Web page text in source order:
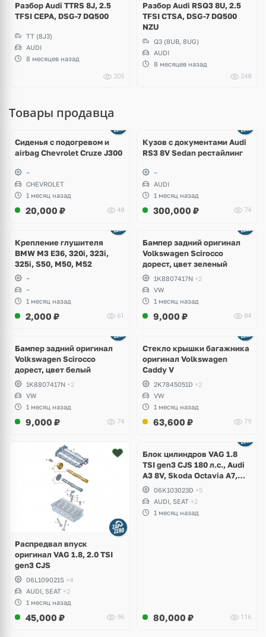
Разбор Audi TTRS 8J, 2.5
TFSI CEPA, DSG-7 DQ500
TT (8J3)
AUDI
8 месяцев назад
205
Разбор Audi RSQ3 8U, 2.5
TFSI CTSA, DSG-7 DQ500
NZU
Q3 (8UB, 8UG)
AUDI
8 месяцев назад
248
Товары продавца
Сиденья с подогревом и
airbag Chevrolet Cruze J300
~
CHEVROLET
1 месяц назад
20,000 ₽ 48
Кузов с документами Audi
RS3 8V Sedan рестайлинг
~
AUDI
1 месяц назад
300,000 ₽ 74
Крепление глушителя
BMW M3 E36, 320i, 323i,
325i, S50, M50, M52
~
~
1 месяц назад
2,000 ₽ 61
Бампер задний оригинал
Volkswagen Scirocco
дорест, цвет зеленый
1K8807417N +2
VW
1 месяц назад
9,000 ₽ 84
Бампер задний оригинал
Volkswagen Scirocco
дорест, цвет белый
1K8807417N +2
VW
1 месяц назад
9,000 ₽ 74
Стекло крышки багажника
оригинал Volkswagen
Caddy V
2K7845051D +2
VW
1 месяц назад
63,600 ₽ 79
Распредвал впуск
оригинал VAG 1.8, 2.0 TSI
gen3 CJS
06L109021S +4
AUDI, SEAT +2
1 месяц назад
45,000 ₽ 96
2 фото
Блок цилиндров VAG 1.8
TSI gen3 CJS 180 л.с., Audi
A3 8V, Skoda Octavia A7,
Superb, Volkswagen Passat
B8, Golf VII Alltrack, Seat
Leon
06K103023D +5
AUDI, SEAT +2
1 месяц назад
80,000 ₽ 116